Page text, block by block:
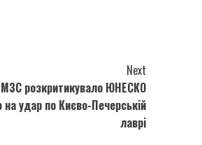
Next
розкритикувало ЮНЕСКО
на удар по Києво-Печерській
лаврі